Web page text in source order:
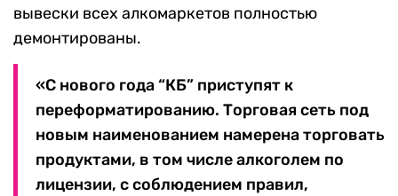
вывески всех алкомаркетов полностью
демонтированы.
«С нового года “КБ” приступят к
переформатированию. Торговая сеть под
новым наименованием намерена торговать
продуктами, в том числе алкоголем по
лицензии, с соблюдением правил,